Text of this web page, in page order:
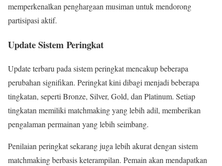
memperkenalkan penghargaan musiman untuk mendorong
partisipasi aktif.
Update Sistem Peringkat
Update terbaru pada sistem peringkat mencakup beberapa
perubahan signifikan. Peringkat kini dibagi menjadi beberapa
tingkatan, seperti Bronze, Silver, Gold, dan Platinum. Setiap
tingkatan memiliki matchmaking yang lebih adil, memberikan
pengalaman permainan yang lebih seimbang.
Penilaian peringkat sekarang juga lebih akurat dengan sistem
matchmaking berbasis keterampilan. Pemain akan mendapatkan